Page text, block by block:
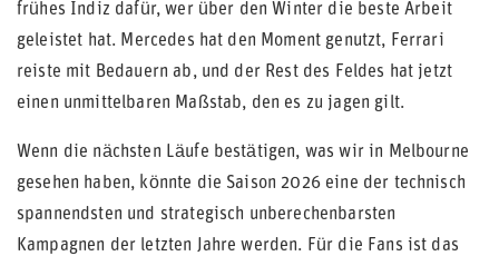
frühes Indiz dafür, wer über den Winter die beste Arbeit
geleistet hat. Mercedes hat den Moment genutzt, Ferrari
reiste mit Bedauern ab, und der Rest des Feldes hat jetzt
einen unmittelbaren Maßstab, den es zu jagen gilt.
Wenn die nächsten Läufe bestätigen, was wir in Melbourne
gesehen haben, könnte die Saison 2026 eine der technisch
spannendsten und strategisch unberechenbarsten
Kampagnen der letzten Jahre werden. Für die Fans ist das